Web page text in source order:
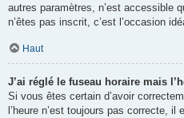
autres paramètres, n’est accessible
n’êtes pas inscrit, c’est l’occasion
Haut
J’ai réglé le fuseau horaire mais
Si vous êtes certain d’avoir
l’heure n’est toujours pas correcte, il